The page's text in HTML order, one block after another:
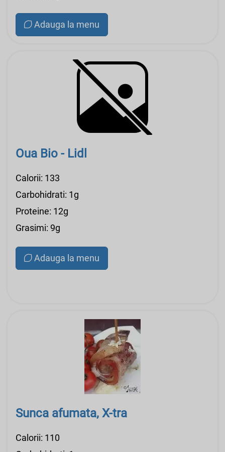
Adauga la menu
Oua Bio - Lidl
Calorii: 133
Carbohidrati: 1g
Proteine: 12g
Grasimi: 9g
Adauga la menu
Sunca afumata, X-tra
Calorii: 110